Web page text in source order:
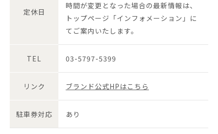
定休日
時間が変更となった場合の最新情報は、
トップページ「インフォメーション」に
てご案内いたします。
TEL 03-5797-5399
リンク ブランド公式HPはこちら
駐車券対応 あり